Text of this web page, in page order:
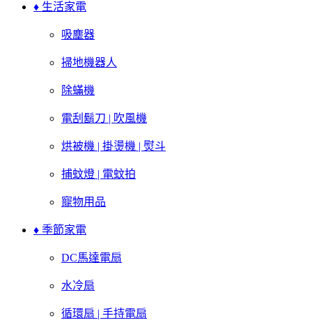
♦ 生活家電
吸塵器
掃地機器人
除蟎機
電刮鬍刀 | 吹風機
烘被機 | 掛燙機 | 熨斗
捕蚊燈 | 電蚊拍
寵物用品
♦ 季節家電
DC馬達電扇
水冷扇
循環扇 | 手持電扇